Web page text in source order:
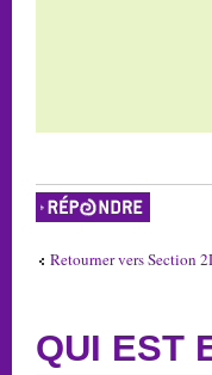
Répondre
Retourner vers Section
QUI EST